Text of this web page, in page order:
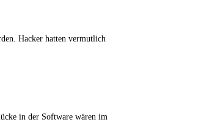
Hacker hatten vermutlich
in der Software wären im